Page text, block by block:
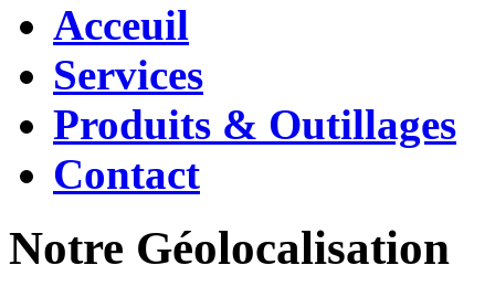
Acceuil
Services
Produits & Outillages
Contact
Notre Géolocalisation